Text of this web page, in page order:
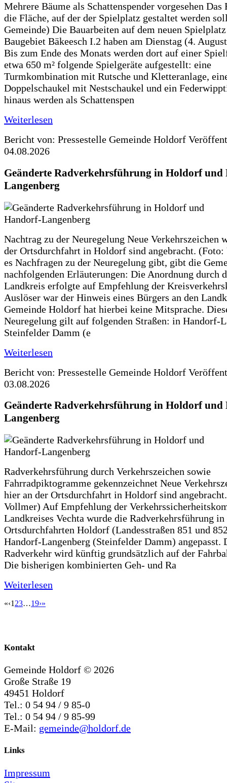
Mehrere Bäume als Schattenspender vorgesehen Das
die Fläche, auf der der Spielplatz gestaltet werden
Gemeinde) Die Bauarbeiten auf dem neuen
Baugebiet Bäkeesch I.2 haben am Dienstag (4.
Bis zum Ende des Monats werden dort auf einer
etwa 650 m² folgende Spielgeräte aufgestellt: eine
Turmkombination mit Rutsche und Kletteranlage,
Doppelschaukel mit Nestschaukel und ein
hinaus werden als Schattenspen
Weiterlesen
Bericht von: Pressestelle Gemeinde Holdorf
04.08.2026
Geänderte Radverkehrsführung in Holdorf
Langenberg
Nachtrag zu der Neuregelung Neue Verkehrszeichen
der Ortsdurchfahrt in Holdorf sind angebracht.
es Nachfragen zu der Neuregelung gibt, gibt die
nachfolgenden Erläuterungen: Die Anordnung durch
Landkreis erfolgte auf Empfehlung der
Auslöser war der Hinweis eines Bürgers an den
Gemeinde Holdorf hat hierbei keine Mitsprache.
Neuregelung gilt auf folgenden Straßen: in Handorf-
Steinfelder Damm (e
Weiterlesen
Bericht von: Pressestelle Gemeinde Holdorf
03.08.2026
Geänderte Radverkehrsführung in Holdorf
Langenberg
Radverkehrsführung durch Verkehrszeichen sowie
Fahrradpiktogramme gekennzeichnet Neue
hier an der Ortsdurchfahrt in Holdorf sind
Vollmer) Auf Empfehlung der
Landkreises Vechta wurde die Radverkehrsführung in
Ortsdurchfahrten Holdorf (Landesstraßen 851 und
Handorf-Langenberg (Steinfelder Damm) angepasst.
Radverkehr wird künftig grundsätzlich auf der
Die bisherigen kombinierten Geh- und Ra
Weiterlesen
«‹1 23…19›»
Kontakt
Gemeinde Holdorf © 2026
Große Straße 19
49451 Holdorf
Tel.: 0 54 94 / 9 85-0
Tel.: 0 54 94 / 9 85-99
E-Mail: gemeinde@holdorf.de
Links
Impressum